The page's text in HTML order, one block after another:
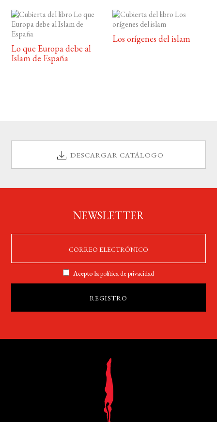
Lo que Europa debe al
Islam de España
Los orígenes del islam
DESCARGAR CATÁLOGO
NEWSLETTER
Acepto lapolítica de privacidad